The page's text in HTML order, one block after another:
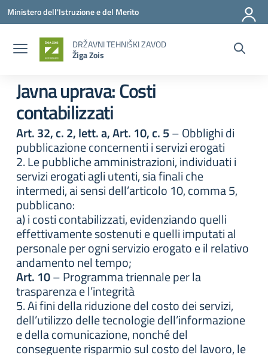
Vai ai contenuti
Vai al menu di navigazione
Vai al footer
Ministero dell'Istruzione e del Merito
DRŽAVNI TEHNIŠKI ZAVOD
Žiga Zois
Javna uprava:Costi
contabilizzati
Art. 32, c. 2, lett. a, Art. 10, c. 5– Obblighi di
pubblicazione concernenti i servizi erogati
2. Le pubbliche amministrazioni, individuati i
servizi erogati agli utenti, sia finali che
intermedi, ai sensi dell’articolo 10, comma 5,
pubblicano:
a) i costi contabilizzati, evidenziando quelli
effettivamente sostenuti e quelli imputati al
personale per ogni servizio erogato e il relativo
andamento nel tempo;
Art. 10– Programma triennale per la
trasparenza e l’integrità
5. Ai fini della riduzione del costo dei servizi,
dell’utilizzo delle tecnologie dell’informazione
e della comunicazione, nonché del
conseguente risparmio sul costo del lavoro, le